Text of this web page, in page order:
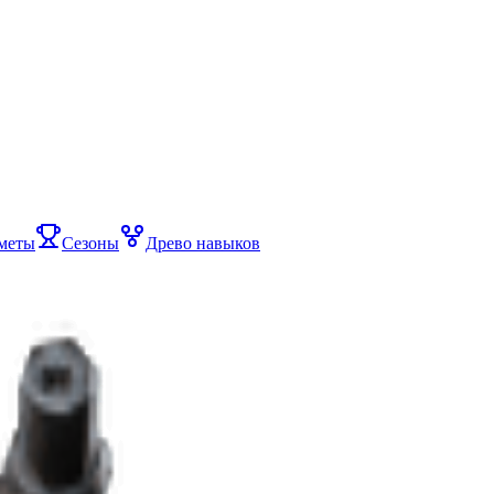
Сезоны Древо навыков